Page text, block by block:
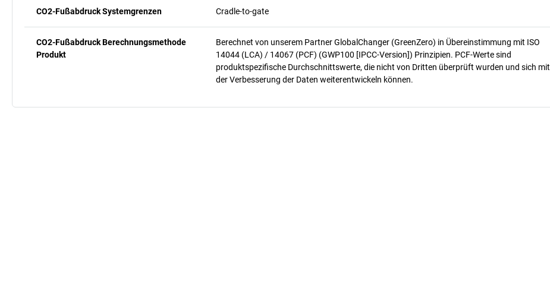
CO2-Fußabdruck Systemgrenzen Cradle-to-gate
CO2-Fußabdruck Berechnungsmethode
Produkt
Berechnet von unserem Partner GlobalChanger (GreenZero) in Übereinstimmung mit ISO
14044 (LCA) / 14067 (PCF) (GWP100 [IPCC-Version]) Prinzipien. PCF-Werte sind
produktspezifische Durchschnittswerte, die nicht von Dritten überprüft wurden und sich mit
der Verbesserung der Daten weiterentwickeln können.